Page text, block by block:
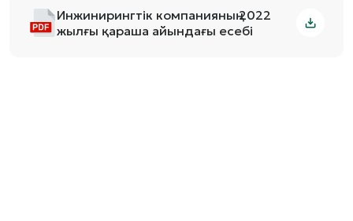
Инжинирингтік компанияның 2022
жылғы қараша айындағы есебі